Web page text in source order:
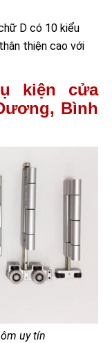
D có 10 kiểu
thiện cao với
kiện cửa
Bình
uy tín